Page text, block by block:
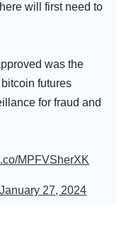
will first need to
was the
futures
for fraud and
MPFVSherXK
January 27, 2024